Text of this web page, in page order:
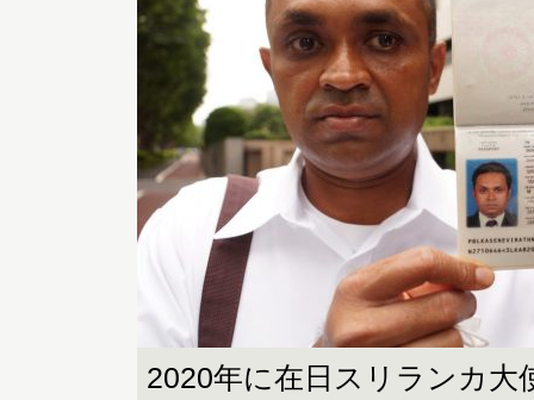
2020年に在日スリランカ大